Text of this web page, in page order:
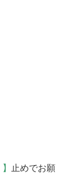
】
止めでお願